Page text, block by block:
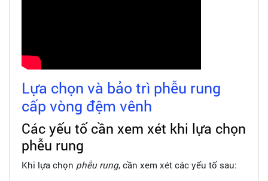
Lựa chọn và bảo trì phễu rung
cấp vòng đệm vênh
Các yếu tố cần xem xét khi lựa chọn
phễu rung
Khi lựa chọn phễu rung, cần xem xét các yếu tố sau: